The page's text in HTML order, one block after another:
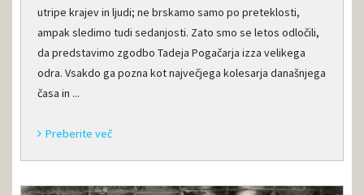
utripe krajev in ljudi; ne brskamo samo po preteklosti,
ampak sledimo tudi sedanjosti. Zato smo se letos odločili,
da predstavimo zgodbo Tadeja Pogačarja izza velikega
odra. Vsakdo ga pozna kot največjega kolesarja današnjega
časa in ...
Preberite več